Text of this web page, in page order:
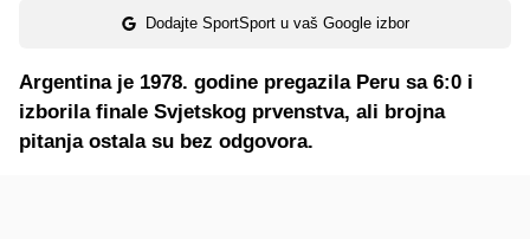
Dodajte SportSport u vaš Google izbor
Argentina je 1978. godine pregazila Peru sa 6:0 i
izborila finale Svjetskog prvenstva, ali brojna
pitanja ostala su bez odgovora.